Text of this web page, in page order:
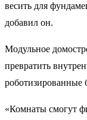
весить для
добавил он.
Модульное
превратить
роботизированные
«Комнаты смогут